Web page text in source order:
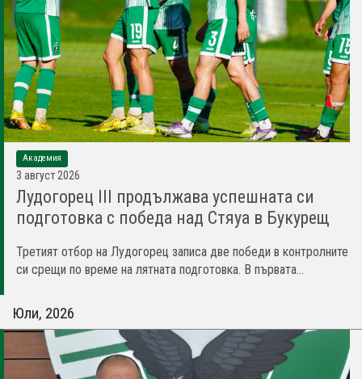
Академия
3 август 2026
Лудогорец III продължава успешната си
подготовка с победа над Стяуа в Букурещ
Третият отбор на Лудогорец записа две победи в контролните
си срещи по време на лятната подготовка. В първата...
Юли, 2026